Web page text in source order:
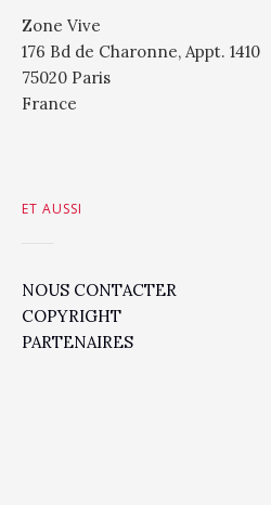
Zone Vive
176 Bd de Charonne, Appt. 1410
75020 Paris
France
ET AUSSI
NOUS CONTACTER
COPYRIGHT
PARTENAIRES